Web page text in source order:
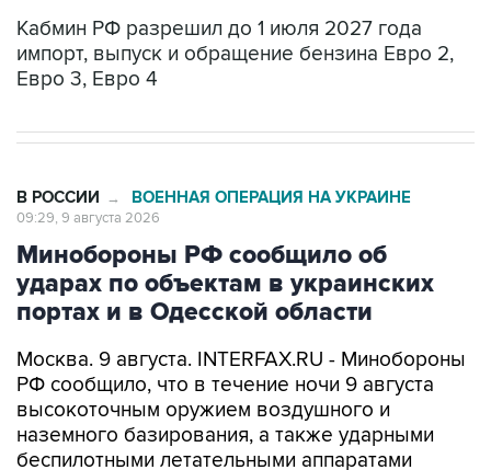
Кабмин РФ разрешил до 1 июля 2027 года
импорт, выпуск и обращение бензина Евро 2,
Евро 3, Евро 4
В РОССИИ → ВОЕННАЯ ОПЕРАЦИЯ НА УКРАИНЕ
09:29, 9 августа 2026
Минобороны РФ сообщило об
ударах по объектам в украинских
портах и в Одесской области
Москва. 9 августа. INTERFAX.RU - Минобороны
РФ сообщило, что в течение ночи 9 августа
высокоточным оружием воздушного и
наземного базирования, а также ударными
беспилотными летательными аппаратами